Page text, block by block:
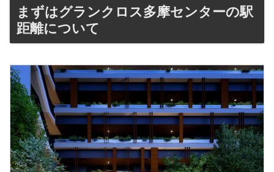
まずはグランクロス多摩センターの駅
距離について